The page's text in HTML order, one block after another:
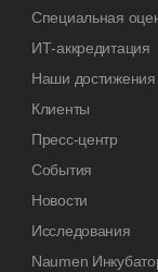
Специальная
ИТ-аккредитация
Наши достижения
Клиенты
Пресс-центр
События
Новости
Исследования
Naumen